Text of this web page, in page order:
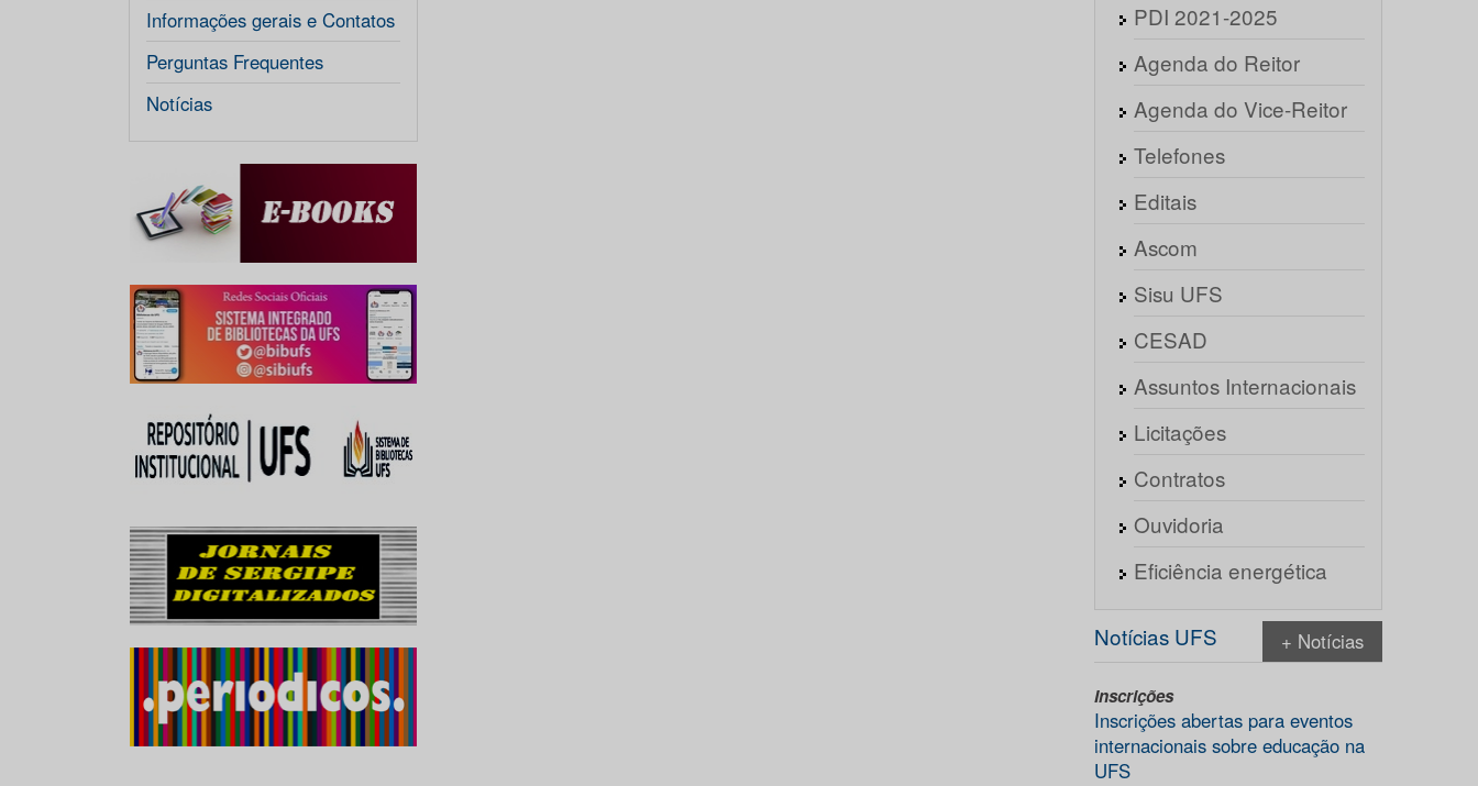
Informações gerais e Contatos
Perguntas Frequentes
Notícias
PDI 2021-2025
Agenda do Reitor
Agenda do Vice-Reitor
Telefones
Editais
Ascom
Sisu UFS
CESAD
Assuntos Internacionais
Licitações
Contratos
Ouvidoria
Eficiência energética
Notícias UFS + Notícias
Inscrições
Inscrições abertas para eventos
internacionais sobre educação na
UFS